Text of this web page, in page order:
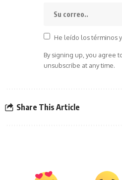
He leído los términos
By signing up, you agree
unsubscribe at any time.
Share This Article